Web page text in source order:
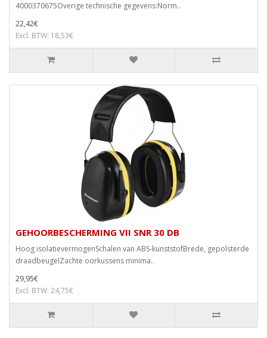
4000370675Overige technische gegevens:Norm..
22,42€
Excl. BTW: 18,53€
GEHOORBESCHERMING VII SNR 30 DB
Hoog isolatievermogenSchalen van ABS-kunststofBrede, gepolsterde
draadbeugelZachte oorkussens minima..
29,95€
Excl. BTW: 24,75€